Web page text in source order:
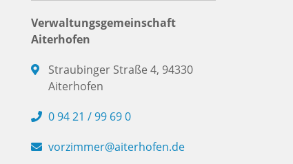
Verwaltungsgemeinschaft
Aiterhofen
Straubinger Straße 4, 94330
Aiterhofen
0 94 21 / 99 69 0
vorzimmer@aiterhofen.de